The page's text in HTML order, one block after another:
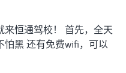
来恒通驾校！ 首先，全天
怕黑 还有免费wifi，可以